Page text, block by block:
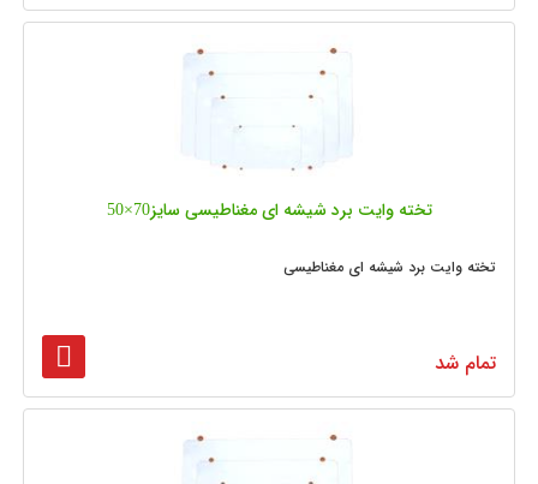
تخته وایت برد شیشه‌ ای مغناطیسی سایز70×50
تخته وایت برد شیشه ای مغناطیسی
تمام شد